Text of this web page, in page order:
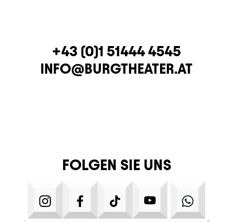
TELEFON
+43 (0)1 51444 4545
E-MAIL
INFO@BURGTHEATER.AT
FOLGEN SIE UNS
INSTAGRAMFACEBOOK
TIKTOK YOUTUBE